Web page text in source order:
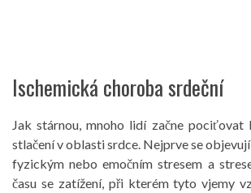
Ischemická choroba srdeční
Jak stárnou, mnoho lidí začne
stlačení v oblasti srdce. Nejprve se
fyzickým nebo emočním stresem a
času se zatížení, při kterém tyto vjemy